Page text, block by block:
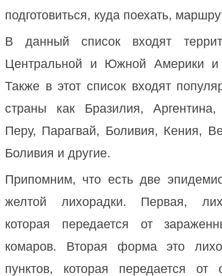
подготовиться, куда поехать,
В данный список входят
Центральной и Южной Америки
Также в этот список входят
страны как Бразилия,
Перу, Парагвай, Боливия, Кения,
Боливия и другие.
Припомним, что есть две
желтой лихорадки. Первая,
которая передается от
комаров. Вторая форма это
пунктов, которая передается от